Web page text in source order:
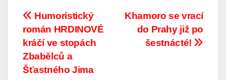
Post
navigation
Khamoro se vrací
do Prahy již po
šestnácté!
Humoristický
román HRDINOVÉ
kráčí ve stopách
Zbabělců a
Šťastného Jima